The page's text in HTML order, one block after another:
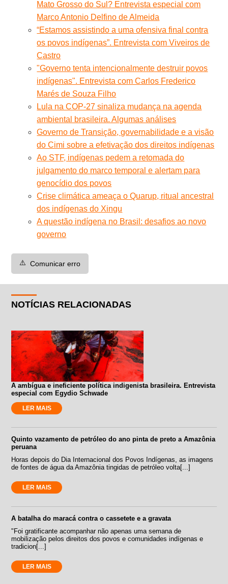
Mato Grosso do Sul? Entrevista especial com
Marco Antonio Delfino de Almeida
“Estamos assistindo a uma ofensiva final contra
os povos indígenas”. Entrevista com Viveiros de
Castro
"Governo tenta intencionalmente destruir povos
indígenas". Entrevista com Carlos Frederico
Marés de Souza Filho
Lula na COP-27 sinaliza mudança na agenda
ambiental brasileira. Algumas análises
Governo de Transição, governabilidade e a visão
do Cimi sobre a efetivação dos direitos indígenas
Ao STF, indígenas pedem a retomada do
julgamento do marco temporal e alertam para
genocídio dos povos
Crise climática ameaça o Quarup, ritual ancestral
dos indígenas do Xingu
A questão indígena no Brasil: desafios ao novo
governo
⚠️ Comunicar erro
NOTÍCIAS RELACIONADAS
A ambígua e ineficiente política indigenista brasileira. Entrevista
especial com Egydio Schwade
LER MAIS
Quinto vazamento de petróleo do ano pinta de preto a Amazônia
peruana
Horas depois do Dia Internacional dos Povos Indígenas, as imagens
de fontes de água da Amazônia tingidas de petróleo volta[...]
LER MAIS
A batalha do maracá contra o cassetete e a gravata
"Foi gratificante acompanhar não apenas uma semana de
mobilização pelos direitos dos povos e comunidades indígenas e
tradicion[...]
LER MAIS